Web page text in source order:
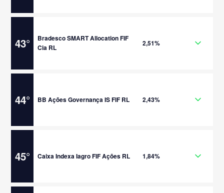
43°
Bradesco SMART Allocation FIF
Cia RL
2,51%
44° BB Ações Governança IS FIF RL 2,43%
45° Caixa Indexa Iagro FIF Ações RL 1,84%